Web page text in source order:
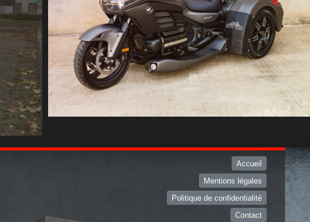
Accueil
Mentions légales
Politique de confidentialité
Contact